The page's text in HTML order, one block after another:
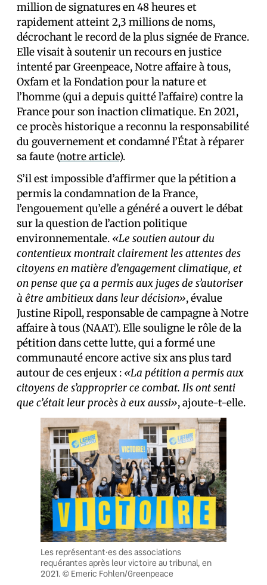
million de signatures en 48 heures et
rapidement atteint 2,3 millions de noms,
décrochant le record de la plus signée de France.
Elle visait à soutenir un recours en justice
intenté par Greenpeace, Notre affaire à tous,
Oxfam et la Fondation pour la nature et
l’homme (qui a depuis quitté l’affaire) contre la
France pour son inaction climatique. En 2021,
ce procès historique a reconnu la responsabilité
du gouvernement et condamné l’État à réparer
sa faute (notre article).
S’il est impossible d’affirmer que la pétition a
permis la condamnation de la France,
l’engouement qu’elle a généré a ouvert le débat
sur la question de l’action politique
environnementale. «Le soutien autour du
contentieux montrait clairement les attentes des
citoyens en matière d’engagement climatique, et
on pense que ça a permis aux juges de s’autoriser
à être ambitieux dans leur décision», évalue
Justine Ripoll, responsable de campagne à Notre
affaire à tous (NAAT). Elle souligne le rôle de la
pétition dans cette lutte, qui a formé une
communauté encore active six ans plus tard
autour de ces enjeux : «La pétition a permis aux
citoyens de s’approprier ce combat. Ils ont senti
que c’était leur procès à eux aussi», ajoute-t-elle.
Les représentant·es des associations
requérantes après leur victoire au tribunal, en
2021. © Emeric Fohlen/Greenpeace